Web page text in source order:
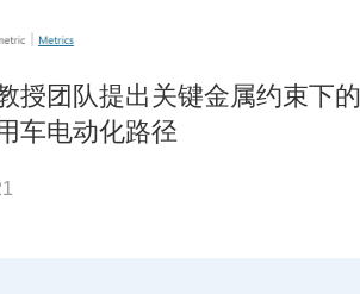
授团队提出关键金属约束下的
车电动化路径